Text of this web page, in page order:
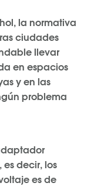
la normativa
ciudades
llevar
en espacios
y en las
problema
decir, los
es de